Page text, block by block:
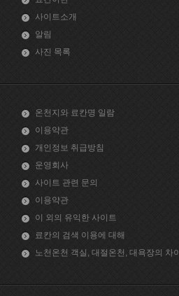
사이트소개
알림
사진 목록
온천지와 료칸명 일람
이용약관
개인정보 취급방침
운영회사
사이트 관련 문의
이용약관
이 외의 유익한 사이트
료칸의 검색 이용에 대해
노천온천 객실, 대절온천, 대욕장의 차이